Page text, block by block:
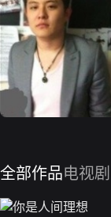
全部作品电视剧